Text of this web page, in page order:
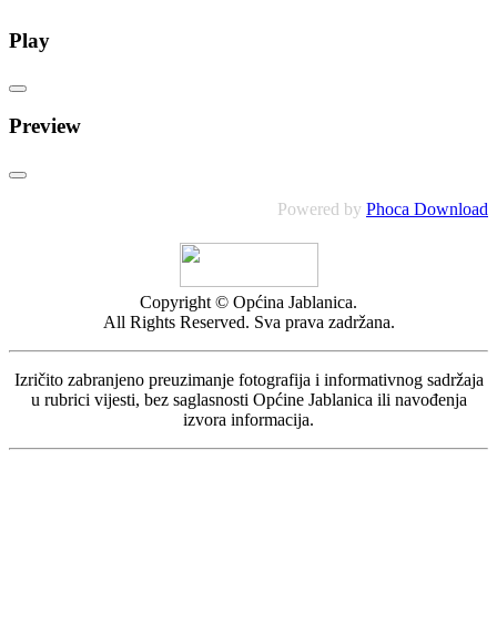
Play
Preview
Powered by Phoca Download
Copyright © Općina Jablanica.
All Rights Reserved. Sva prava zadržana.
Izričito zabranjeno preuzimanje fotografija i informativnog sadržaja
u rubrici vijesti, bez saglasnosti Općine Jablanica ili navođenja
izvora informacija.